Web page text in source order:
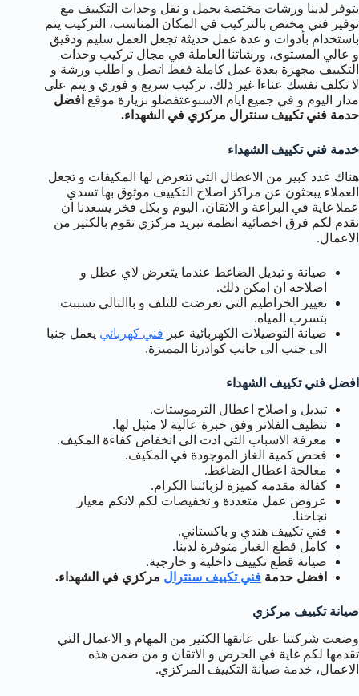
يتوفر لدينا ورشات مختصة بحمل و نقل وحدات التكييف مع
توفير فني مختص بالتركيب في المكان المناسب، التركيب يتم
باستخدام بأدوات و عدة عمل حديثة تجعل العمل سليم ودقيق
و عالي المستوى، ورشاتنا العاملة في مجال تركيب وحدات
التكييف مجهزة بعدة عمل كاملة فقط اتصل و اطلب ورشة و
لا تكلف نفسك عناءا غير ذلك، تركيب سريع و فوري و يتم على
مدار اليوم و في جميع ايام الاسبوعتفضلو بزيارة موقع افضل
حدمة فني تكييف سنترال مركزي في الشهداء.
خدمة فني تكييف الشهداء
هناك عدد كبير من الاعطال التي تتعرض لها المكيفات و تجعل
العملاء يبحثون عن مراكز اصلاح التكييف موثوق بها تسدي
عملا غاية في البراعة و الاتقان، اليوم و بكل فخر يسعدنا ان
نقدم لكم فرق اخصائية انظمة تبريد مركزي تقوم بالكثير من
الاعمال.
صيانة و تبديل الضاغط عندما يتعرض لاي عطل و
اصلاحه ان امكن ذلك.
تغيير الخراطيم التي تعرضت للتلف و باالتالي تسببت
بتسرب المياه.
صيانة التوصيلات الكهربائية عبر فني كهربائي يعمل جنبا
الى جنب الى جانب كوادرنا المميزة.
افضل فني تكييف الشهداء
تبديل و اصلاح اعطال الترموستات.
تنظيف الفلاتر وفق خبرة عالية لا مثيل لها.
معرفة الاسباب التي ادت الى انخفاض كفاءة المكيف.
فحص كمية الغاز الموجودة في المكيف.
معالجة اعطال الضاغط.
كفالة مقدمة كميزة لزبائننا الكرام.
عروض عمل متعددة و تخفيضات لكم لانكم معيار
نجاحنا.
فني تكييف هندي و باكستاني.
كامل قطع الغيار متوفرة لدينا.
صيانة قطع تكييف داخلية و خارجية.
افضل حدمة فني تكييف سنترال مركزي في الشهداء.
صيانة تكييف مركزي
وضعت شركتنا على عاتقها الكثير من المهام و الاعمال التي
تقدمها لكم غاية في الحرص و الاتقان و من ضمن هذه
الاعمال، خدمة صيانة التكييف المركزي.